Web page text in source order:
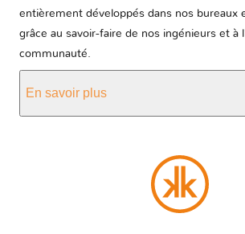
entièrement développés dans nos bureaux
grâce au savoir-faire de nos ingénieurs et à
communauté.
En savoir plus